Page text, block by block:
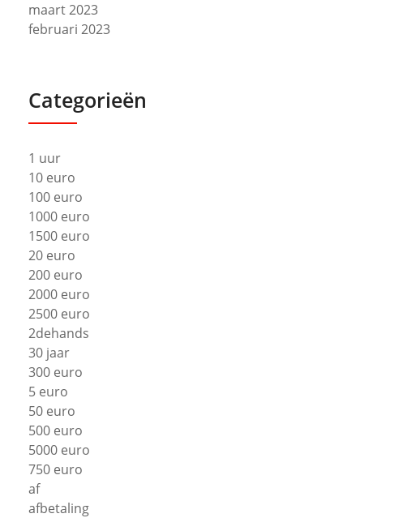
maart 2023
februari 2023
Categorieën
1 uur
10 euro
100 euro
1000 euro
1500 euro
20 euro
200 euro
2000 euro
2500 euro
2dehands
30 jaar
300 euro
5 euro
50 euro
500 euro
5000 euro
750 euro
af
afbetaling